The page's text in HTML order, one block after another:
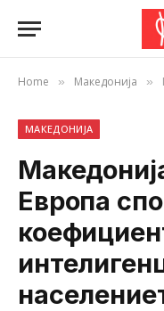
Home » Македонија »
МАКЕДОНИЈА
Европа